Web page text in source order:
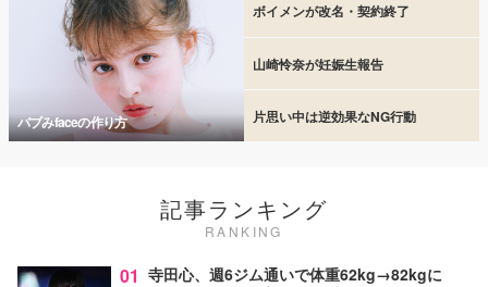
バブみfaceの作り方
ボイメンが改名・契約終了
山崎怜奈が妊娠生報告
片思い中は逆効果なNG行動
記事ランキング
RANKING
01 寺田心、週6ジム通いで体重62kg→82kgに